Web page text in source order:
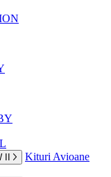
II
Kituri Avioane